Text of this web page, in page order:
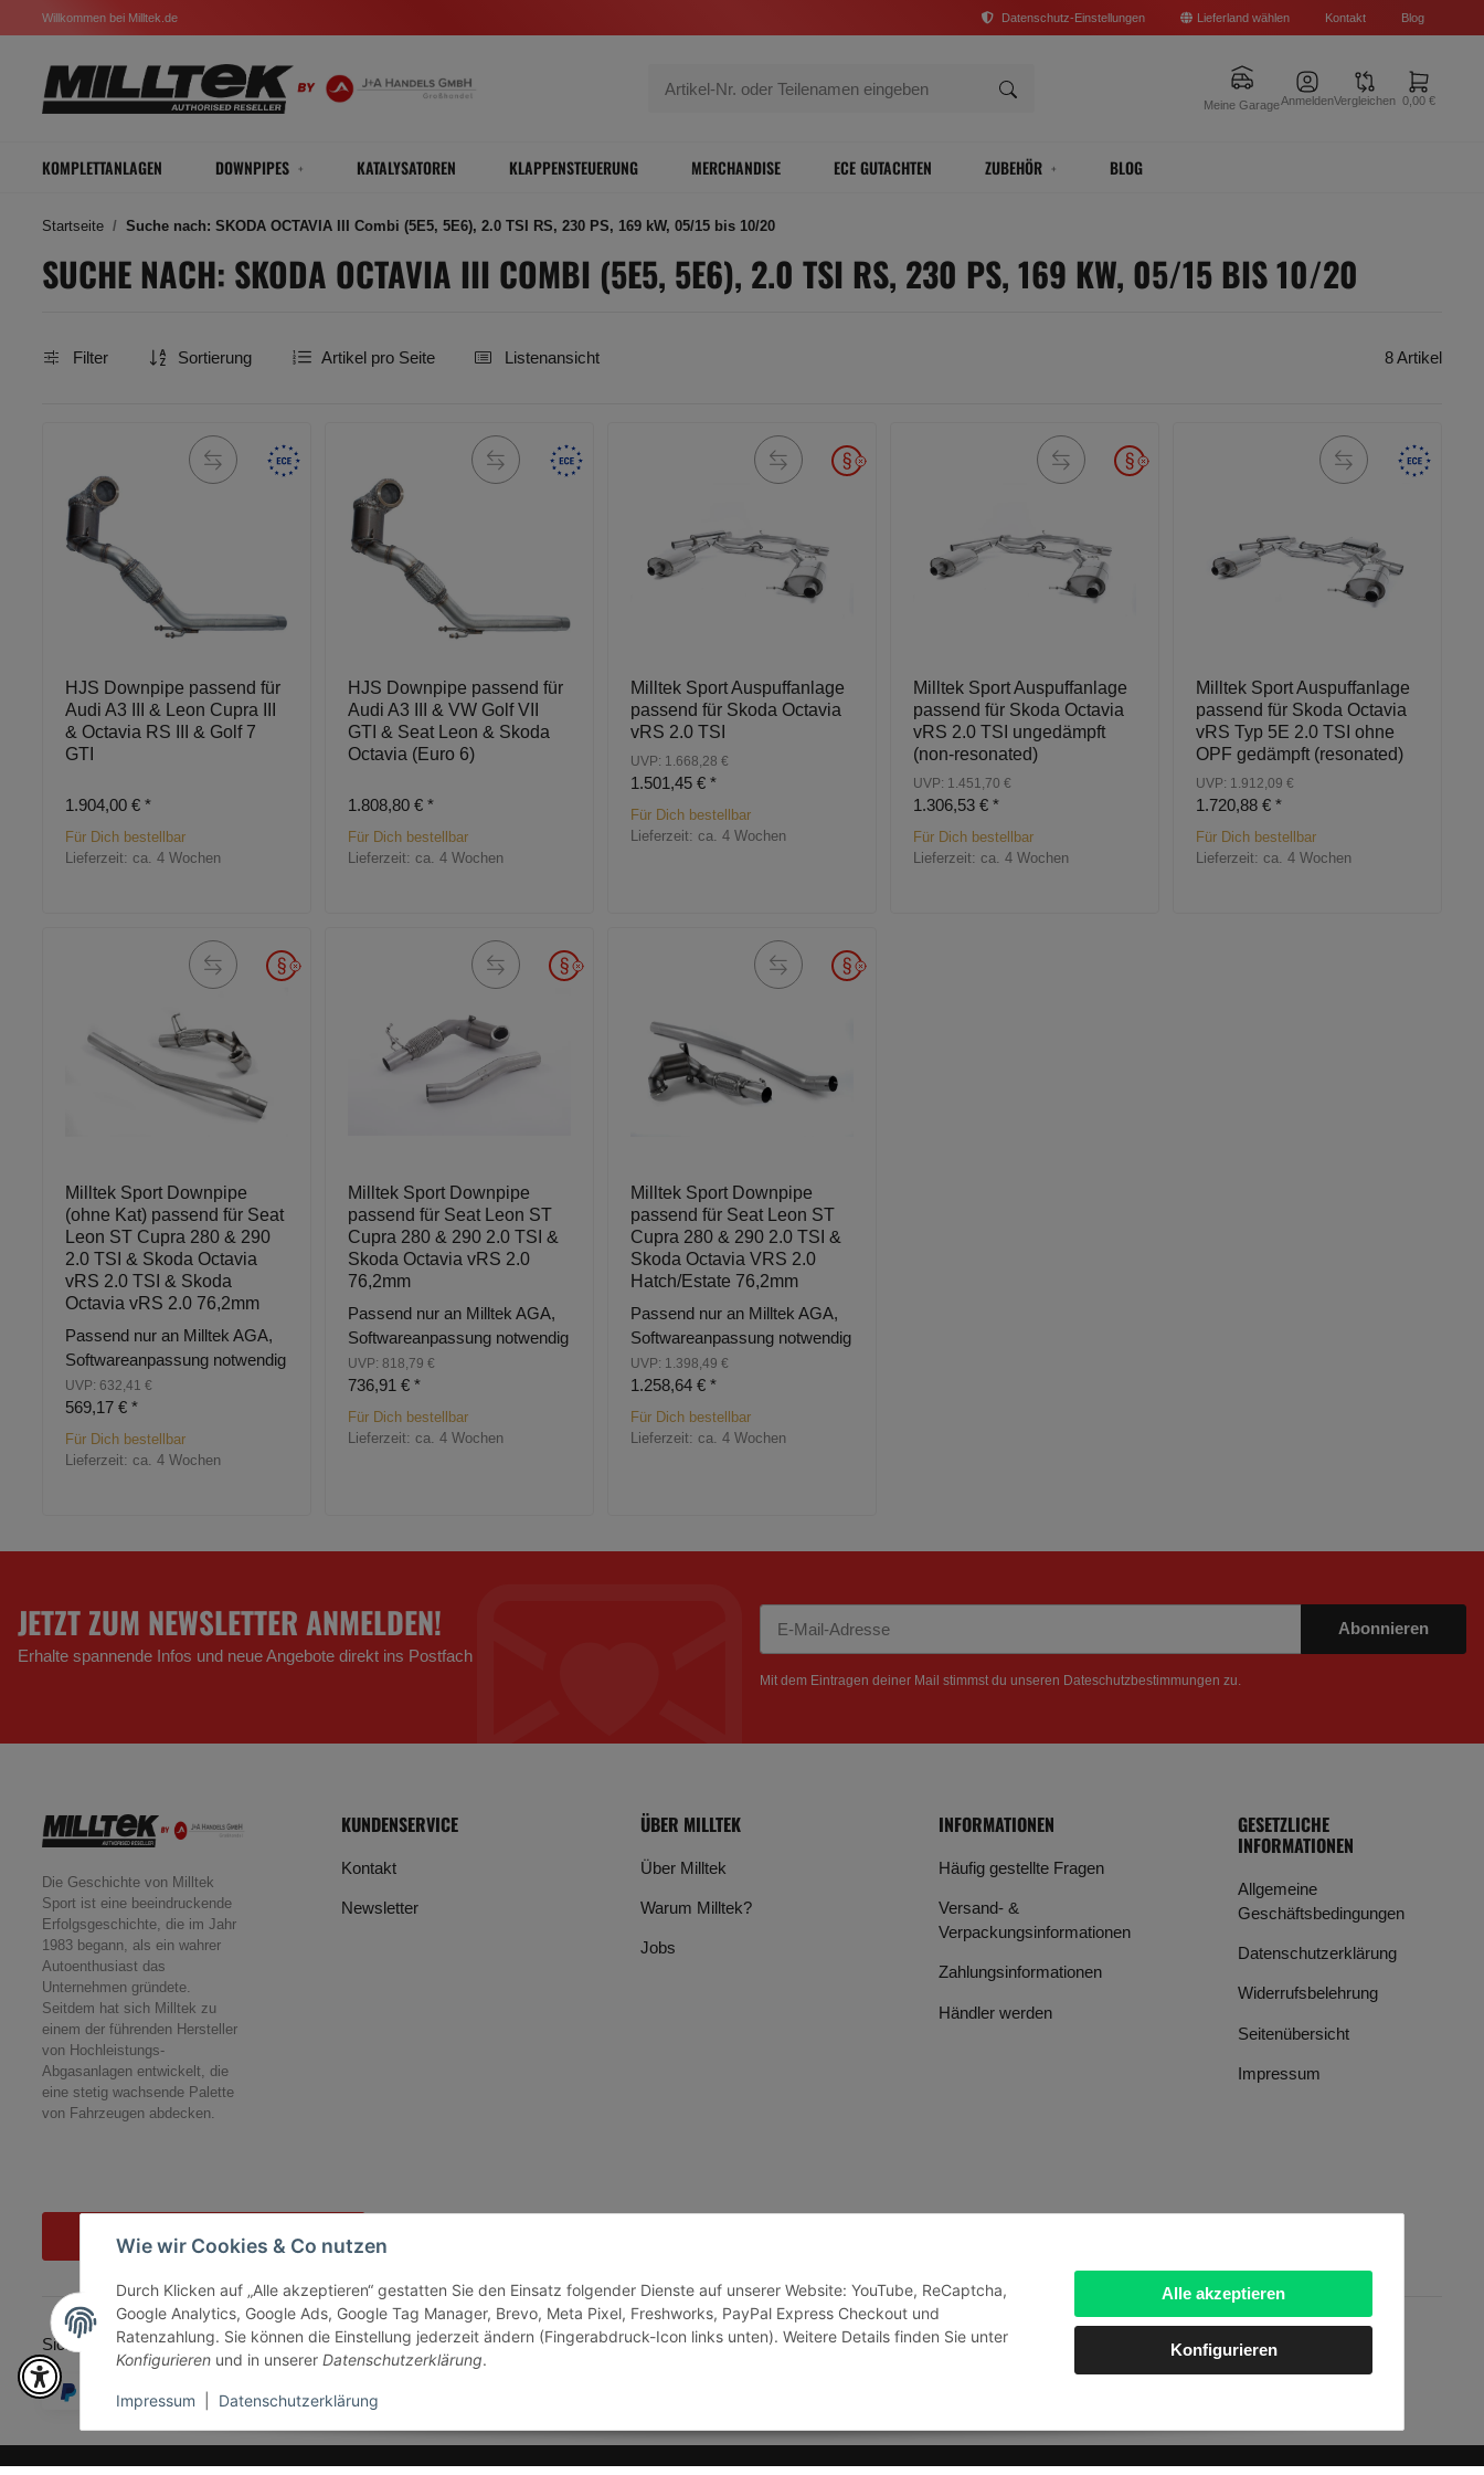
Alle akzeptieren
Konfigurieren
Wie wir Cookies & Co nutzen
Durch Klicken auf „Alle akzeptieren“ gestatten Sie den Einsatz folgender Dienste auf unserer Website: YouTube, ReCaptcha,
Google Analytics, Google Ads, Google Tag Manager, Brevo, Meta Pixel, Freshworks, PayPal Express Checkout und
Ratenzahlung. Sie können die Einstellung jederzeit ändern (Fingerabdruck-Icon links unten). Weitere Details finden Sie unter
Konfigurieren und in unserer Datenschutzerklärung.
Impressum Datenschutzerklärung
Willkommen bei Milltek.de Datenschutz-Einstellungen Lieferland wählen Kontakt Blog
Meine GarageAnmeldenVergleichen 0,00 €
KOMPLETTANLAGEN DOWNPIPES KATALYSATOREN KLAPPENSTEUERUNG MERCHANDISE ECE GUTACHTEN ZUBEHÖR BLOG
Startseite Suche nach: SKODA OCTAVIA III Combi (5E5, 5E6), 2.0 TSI RS, 230 PS, 169 kW, 05/15 bis 10/20
SUCHE NACH: SKODA OCTAVIA III COMBI (5E5, 5E6), 2.0 TSI RS, 230 PS, 169 KW, 05/15 BIS 10/20
Filter Sortierung Artikel pro Seite Listenansicht 8 Artikel
HJS Downpipe passend für
Audi A3 III & Leon Cupra III
& Octavia RS III & Golf 7
GTI
1.904,00 € *
Für Dich bestellbar
Lieferzeit: ca. 4 Wochen
HJS Downpipe passend für
Audi A3 III & VW Golf VII
GTI & Seat Leon & Skoda
Octavia (Euro 6)
1.808,80 € *
Für Dich bestellbar
Lieferzeit: ca. 4 Wochen
Milltek Sport Auspuffanlage
passend für Skoda Octavia
vRS 2.0 TSI
UVP: 1.668,28 €
1.501,45 € *
Für Dich bestellbar
Lieferzeit: ca. 4 Wochen
Milltek Sport Auspuffanlage
passend für Skoda Octavia
vRS 2.0 TSI ungedämpft
(non-resonated)
UVP: 1.451,70 €
1.306,53 € *
Für Dich bestellbar
Lieferzeit: ca. 4 Wochen
Milltek Sport Auspuffanlage
passend für Skoda Octavia
vRS Typ 5E 2.0 TSI ohne
OPF gedämpft (resonated)
UVP: 1.912,09 €
1.720,88 € *
Für Dich bestellbar
Lieferzeit: ca. 4 Wochen
Milltek Sport Downpipe
(ohne Kat) passend für Seat
Leon ST Cupra 280 & 290
2.0 TSI & Skoda Octavia
vRS 2.0 TSI & Skoda
Octavia vRS 2.0 76,2mm
Passend nur an Milltek AGA,
Softwareanpassung notwendig
UVP: 632,41 €
569,17 € *
Für Dich bestellbar
Lieferzeit: ca. 4 Wochen
Milltek Sport Downpipe
passend für Seat Leon ST
Cupra 280 & 290 2.0 TSI &
Skoda Octavia vRS 2.0
76,2mm
Passend nur an Milltek AGA,
Softwareanpassung notwendig
UVP: 818,79 €
736,91 € *
Für Dich bestellbar
Lieferzeit: ca. 4 Wochen
Milltek Sport Downpipe
passend für Seat Leon ST
Cupra 280 & 290 2.0 TSI &
Skoda Octavia VRS 2.0
Hatch/Estate 76,2mm
Passend nur an Milltek AGA,
Softwareanpassung notwendig
UVP: 1.398,49 €
1.258,64 € *
Für Dich bestellbar
Lieferzeit: ca. 4 Wochen
JETZT ZUM NEWSLETTER ANMELDEN!
Erhalte spannende Infos und neue Angebote direkt ins Postfach
Abonnieren
Mit dem Eintragen deiner Mail stimmst du unseren Dateschutzbestimmungen zu.
Die Geschichte von Milltek
Sport ist eine beeindruckende
Erfolgsgeschichte, die im Jahr
1983 begann, als ein wahrer
Autoenthusiast das
Unternehmen gründete.
Seitdem hat sich Milltek zu
einem der führenden Hersteller
von Hochleistungs-
Abgasanlagen entwickelt, die
eine stetig wachsende Palette
von Fahrzeugen abdecken.
KUNDENSERVICE
Kontakt
Newsletter
ÜBER MILLTEK
Über Milltek
Warum Milltek?
Jobs
INFORMATIONEN
Häufig gestellte Fragen
Versand- &
Verpackungsinformationen
Zahlungsinformationen
Händler werden
GESETZLICHE
INFORMATIONEN
Allgemeine
Geschäftsbedingungen
Datenschutzerklärung
Widerrufsbelehrung
Seitenübersicht
Impressum
Vertrag widerrufen
Sicher bezahlen via: